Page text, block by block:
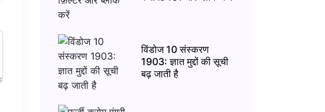
विंडोज 10 संस्करण
1903: ज्ञात मुद्दों की सूची
बढ़ जाती है